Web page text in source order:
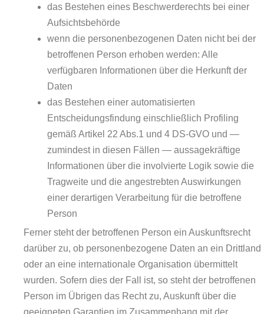
das Bestehen eines Beschwerderechts bei einer
Aufsichtsbehörde
wenn die personenbezogenen Daten nicht bei der
betroffenen Person erhoben werden: Alle
verfügbaren Informationen über die Herkunft der
Daten
das Bestehen einer automatisierten
Entscheidungsfindung einschließlich Profiling
gemäß Artikel 22 Abs.1 und 4 DS-GVO und —
zumindest in diesen Fällen — aussagekräftige
Informationen über die involvierte Logik sowie die
Tragweite und die angestrebten Auswirkungen
einer derartigen Verarbeitung für die betroffene
Person
Ferner steht der betroffenen Person ein Auskunftsrecht
darüber zu, ob personenbezogene Daten an ein Drittland
oder an eine internationale Organisation übermittelt
wurden. Sofern dies der Fall ist, so steht der betroffenen
Person im Übrigen das Recht zu, Auskunft über die